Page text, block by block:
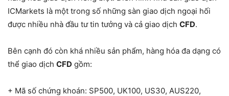
ICMarkets là một trong số những sàn giao dịch ngoại hối
được nhiều nhà đầu tư tin tưởng và cả giao dịch CFD.
Bên cạnh đó còn khá nhiều sản phẩm, hàng hóa đa dạng có
thể giao dịch CFD gồm:
+ Mã số chứng khoán: SP500, UK100, US30, AUS220,